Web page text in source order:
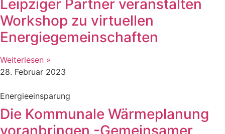
Leipziger Partner veranstalten
Workshop zu virtuellen
Energiegemeinschaften
Weiterlesen »
28. Februar 2023
Energieeinsparung
Die Kommunale Wärmeplanung
voranbringen -Gemeinsamer